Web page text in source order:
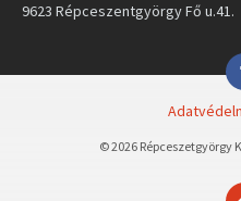
9623 Répceszentgyörgy Fő u.41.
© 2026 Répceszetgyörgy